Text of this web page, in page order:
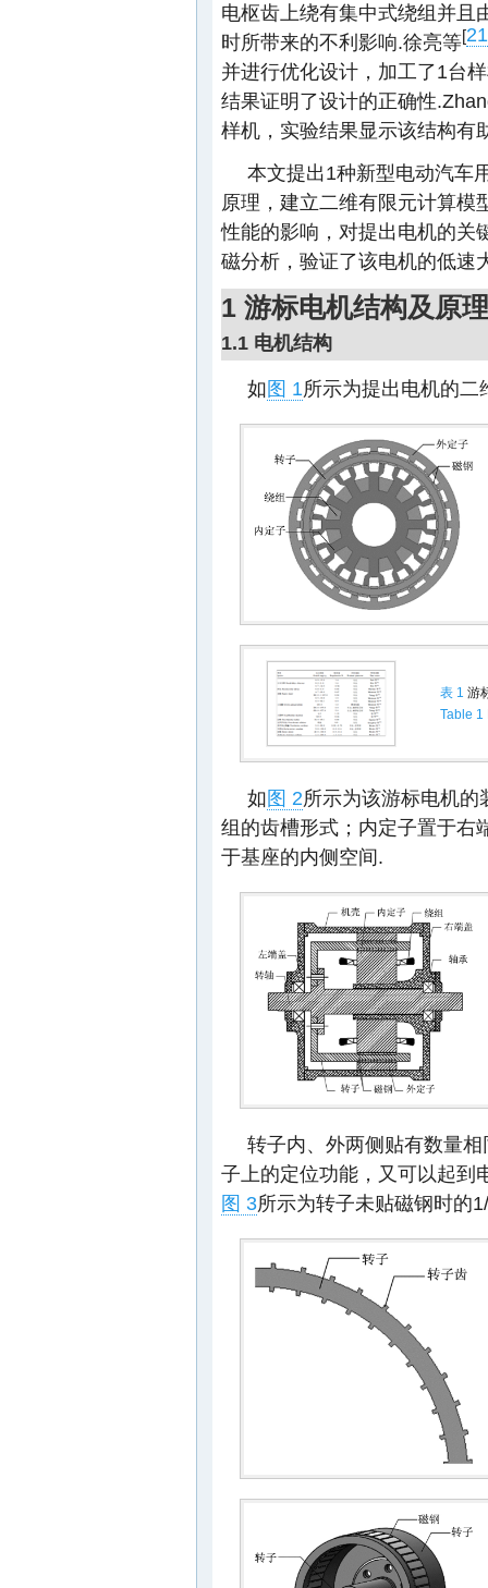
电枢齿上绕有集中式绕组并且
时所带来的不利影响.徐亮等[21
并进行优化设计，加工了1台
结果证明了设计的正确性
样机，实验结果显示该结构有
本文提出1种新型电动汽车
原理，建立二维有限元计算模
性能的影响，对提出电机的关
磁分析，验证了该电机的低速
1 游标电机结构及原理
1.1 电机结构
如图 1所示为提出电机的二
表 1 游
Table 1
如图 2所示为该游标电机
组的齿槽形式；内定子置于右
于基座的内侧空间.
转子内、外两侧贴有数量
子上的定位功能，又可以起到
图 3所示为转子未贴磁钢时的